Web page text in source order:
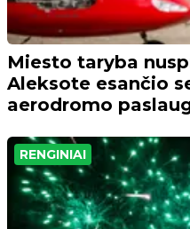
Miesto taryba
Aleksote esančio
aerodromo
RENGINIAI